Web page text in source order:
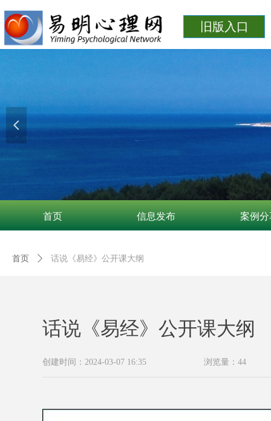
旧版入口
首页 信息发布 案例
넳
话说《易经》公开课大纲
创建时间： 2024-03-07 16:35 浏览量： 44
首页 ꄲ 话说《易经》公开课大纲